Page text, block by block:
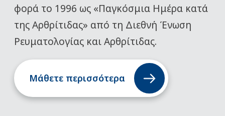
φορά το 1996 ως «Παγκόσμια Ημέρα κατά
της Αρθρίτιδας» από τη Διεθνή Ένωση
Ρευματολογίας και Αρθρίτιδας.
Μάθετε περισσότερα